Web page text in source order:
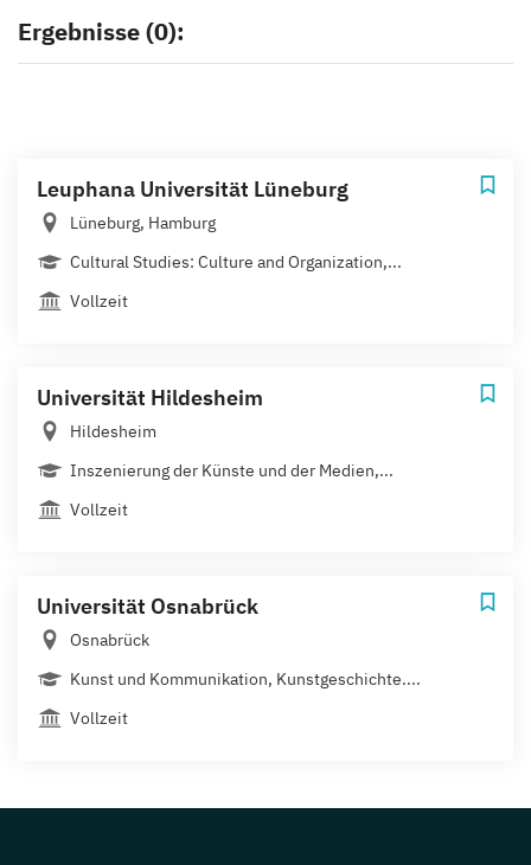
Ergebnisse (0):
Leuphana Universität Lüneburg
Lüneburg, Hamburg
Cultural Studies: Culture and Organization,...
Vollzeit
Universität Hildesheim
Hildesheim
Inszenierung der Künste und der Medien,...
Vollzeit
Universität Osnabrück
Osnabrück
Kunst und Kommunikation, Kunstgeschichte....
Vollzeit